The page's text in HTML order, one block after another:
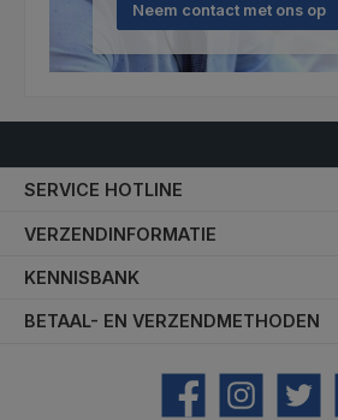
Neem contact met ons op
SERVICE HOTLINE
VERZENDINFORMATIE
KENNISBANK
BETAAL- EN VERZENDMETHODEN
Facebook Instagram Twitter